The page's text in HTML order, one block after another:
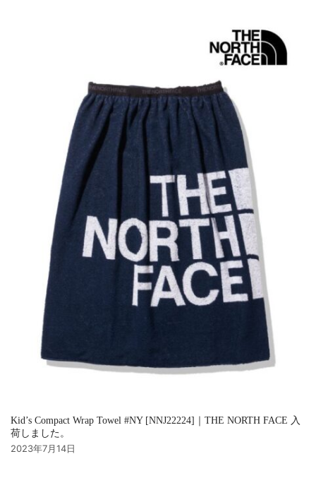
Kid’s Compact Wrap Towel #NY [NNJ22224]｜THE NORTH FACE 入
荷しました。
2023年7月14日